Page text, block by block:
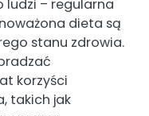
ludzi – regularna
dieta są
stanu zdrowia.
korzyści
takich jak